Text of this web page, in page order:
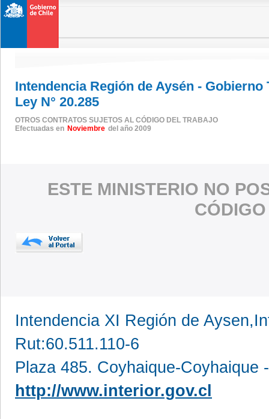
Intendencia Región de Aysén - Gobierno
Ley N° 20.285
OTROS CONTRATOS SUJETOS AL CÓDIGO DEL TRABAJO
Efectuadas en Noviembre del año 2009
ESTE MINISTERIO NO
Intendencia XI Región de
Rut:60.511.110-6
Plaza 485. Coyhaique-Coyhaique
http://www.interior.gov.cl